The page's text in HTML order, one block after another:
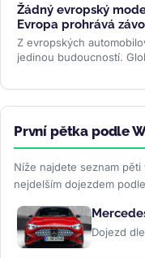
Žádný evropský
Evropa prohrává
Z evropských
jedinou budoucností.
První pětka podle
Níže najdete seznam pěti
nejdelším dojezdem
Dojezd